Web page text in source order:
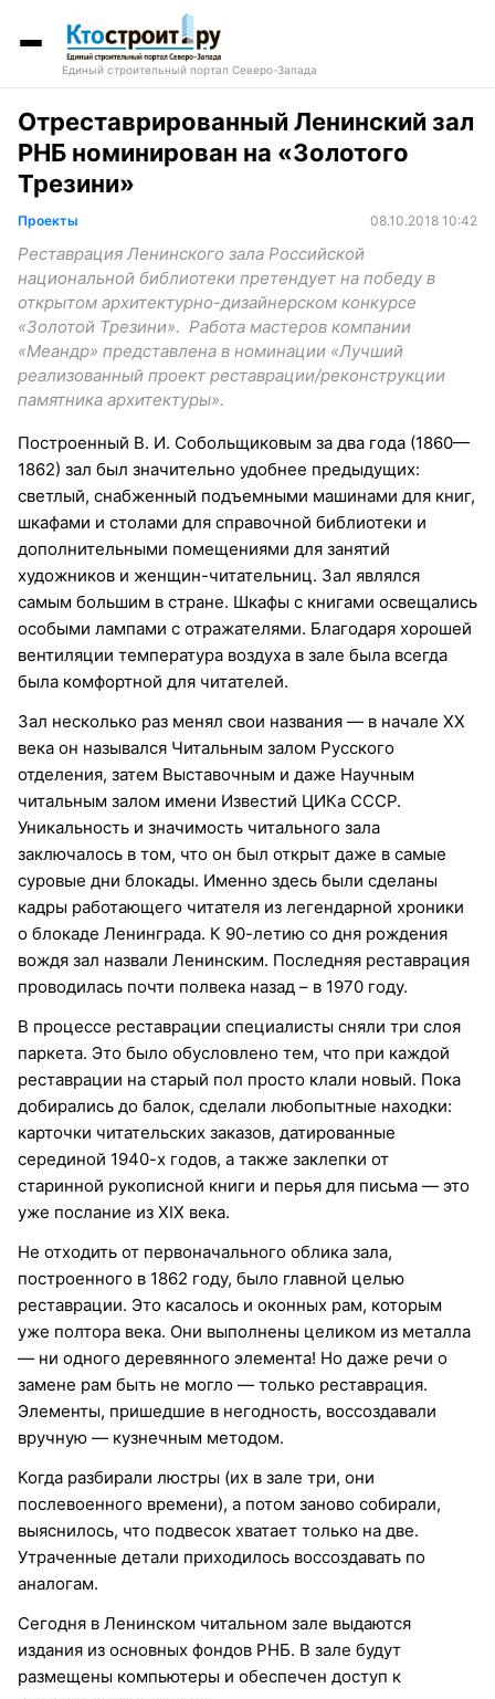
Единый строительный портал Северо-Запада
Отреставрированный Ленинский зал
РНБ номинирован на «Золотого
Трезини»
Проекты 08.10.2018 10:42
Реставрация Ленинского зала Российской
национальной библиотеки претендует на победу в
открытом архитектурно-дизайнерском конкурсе
«Золотой Трезини». Работа мастеров компании
«Меандр» представлена в номинации «Лучший
реализованный проект реставрации/реконструкции
памятника архитектуры».
Построенный В. И. Собольщиковым за два года (1860—
1862) зал был значительно удобнее предыдущих:
светлый, снабженный подъемными машинами для книг,
шкафами и столами для справочной библиотеки и
дополнительными помещениями для занятий
художников и женщин-читательниц. Зал являлся
самым большим в стране. Шкафы с книгами освещались
особыми лампами с отражателями. Благодаря хорошей
вентиляции температура воздуха в зале была всегда
была комфортной для читателей.
Зал несколько раз менял свои названия — в начале XX
века он назывался Читальным залом Русского
отделения, затем Выставочным и даже Научным
читальным залом имени Известий ЦИКа СССР.
Уникальность и значимость читального зала
заключалось в том, что он был открыт даже в самые
суровые дни блокады. Именно здесь были сделаны
кадры работающего читателя из легендарной хроники
о блокаде Ленинграда. К 90-летию со дня рождения
вождя зал назвали Ленинским. Последняя реставрация
проводилась почти полвека назад – в 1970 году.
В процессе реставрации специалисты сняли три слоя
паркета. Это было обусловлено тем, что при каждой
реставрации на старый пол просто клали новый. Пока
добирались до балок, сделали любопытные находки:
карточки читательских заказов, датированные
серединой 1940-х годов, а также заклепки от
старинной рукописной книги и перья для письма — это
уже послание из XIX века.
Не отходить от первоначального облика зала,
построенного в 1862 году, было главной целью
реставрации. Это касалось и оконных рам, которым
уже полтора века. Они выполнены целиком из металла
— ни одного деревянного элемента! Но даже речи о
замене рам быть не могло — только реставрация.
Элементы, пришедшие в негодность, воссоздавали
вручную — кузнечным методом.
Когда разбирали люстры (их в зале три, они
послевоенного времени), а потом заново собирали,
выяснилось, что подвесок хватает только на две.
Утраченные детали приходилось воссоздавать по
аналогам.
Сегодня в Ленинском читальном зале выдаются
издания из основных фондов РНБ. В зале будут
размещены компьютеры и обеспечен доступ к